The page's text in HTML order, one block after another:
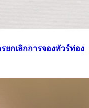
ยกเลิกการจองทัวร์ท่อง